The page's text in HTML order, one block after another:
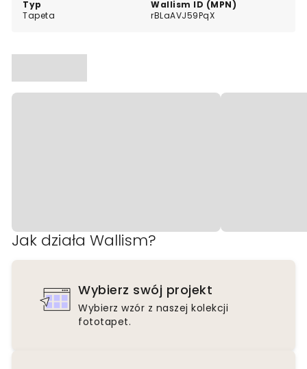
Typ
Tapeta
Wallism ID (MPN)
rBLaAVJ59PqX
Jak działa Wallism?
Wybierz swój projekt
Wybierz wzór z naszej kolekcji
fototapet.